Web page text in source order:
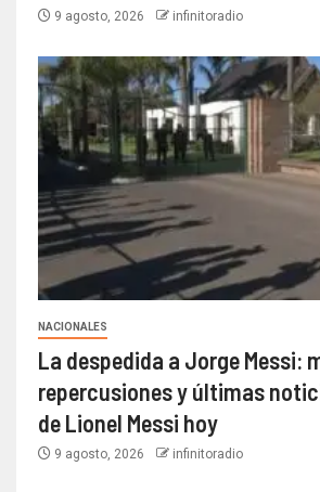
9 agosto, 2026 infinitoradio
NACIONALES
La despedida a Jorge Messi:
repercusiones y últimas
de Lionel Messi hoy
9 agosto, 2026 infinitoradio